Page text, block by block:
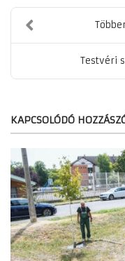
Testvéri
KAPCSOLÓDÓ